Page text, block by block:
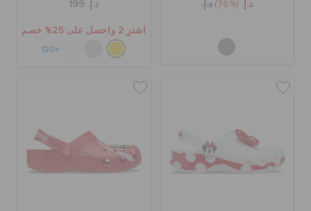
د.إ. (76%) د.إ. د.إ. 199
اشترِ 2 واحصل على 25% خصم
+120